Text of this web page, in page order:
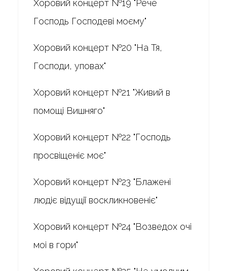
Хоровий концерт №19 "Рече
Господь Господеві моєму"
Хоровий концерт №20 "На Тя,
Господи, уповах"
Хоровий концерт №21 "Живий в
помощі Вишняго"
Хоровий концерт №22 "Господь
просвіщеніє моє"
Хоровий концерт №23 "Блажені
людіє відущії воскликновеніє"
Хоровий концерт №24 "Возведох очі
моі в гори"